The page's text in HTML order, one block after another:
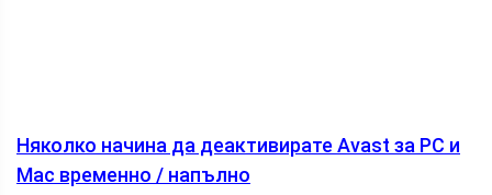
Няколко начина да деактивирате Avast за PC и
Mac временно / напълно